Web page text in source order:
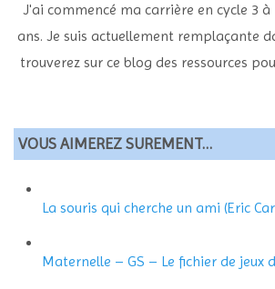
J'ai commencé ma carrière en cycle 3
ans. Je suis actuellement remplaçante
trouverez sur ce blog des ressources
VOUS AIMEREZ SUREMENT…
La souris qui cherche un ami (Eric
Maternelle – GS – Le fichier de jeux